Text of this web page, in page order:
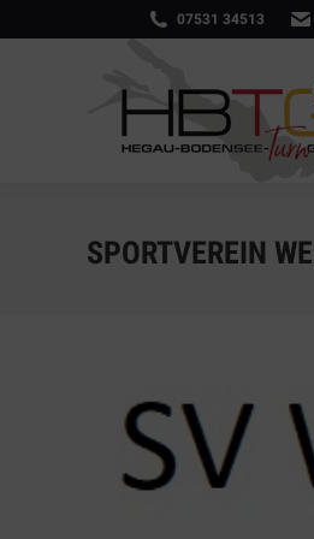
07531 34513
SPORTVEREIN